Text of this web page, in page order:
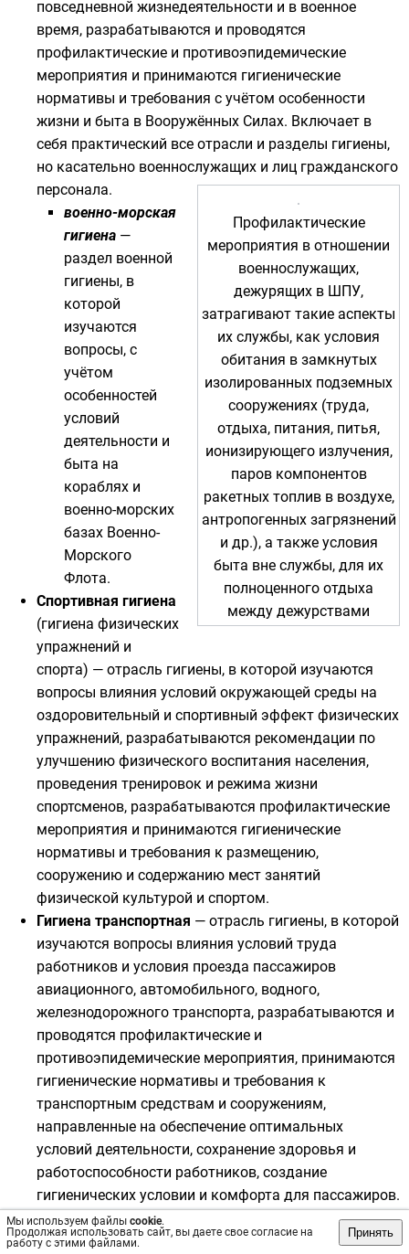
Мы используем файлы cookie.
Продолжая использовать сайт, вы даете свое согласие на
работу с этими файлами.
Принять
повседневной жизнедеятельности и в военное
время, разрабатываются и проводятся
профилактические и противоэпидемические
мероприятия и принимаются гигиенические
нормативы и требования с учётом особенности
жизни и быта в Вооружённых Силах. Включает в
себя практический все отрасли и разделы гигиены,
но касательно военнослужащих и лиц гражданского
персонала.
Профилактические
мероприятия в отношении
военнослужащих,
дежурящих в ШПУ,
затрагивают такие аспекты
их службы, как условия
обитания в замкнутых
изолированных подземных
сооружениях (труда,
отдыха, питания, питья,
ионизирующего излучения,
паров компонентов
ракетных топлив в воздухе,
антропогенных загрязнений
и др.), а также условия
быта вне службы, для их
полноценного отдыха
между дежурствами
военно-морская
гигиена —
раздел военной
гигиены, в
которой
изучаются
вопросы, с
учётом
особенностей
условий
деятельности и
быта на
кораблях и
военно-морских
базах Военно-
Морского
Флота.
Спортивная гигиена
(гигиена физических
упражнений и
спорта) — отрасль гигиены, в которой изучаются
вопросы влияния условий окружающей среды на
оздоровительный и спортивный эффект физических
упражнений, разрабатываются рекомендации по
улучшению физического воспитания населения,
проведения тренировок и режима жизни
спортсменов, разрабатываются профилактические
мероприятия и принимаются гигиенические
нормативы и требования к размещению,
сооружению и содержанию мест занятий
физической культурой и спортом.
Гигиена транспортная — отрасль гигиены, в которой
изучаются вопросы влияния условий труда
работников и условия проезда пассажиров
авиационного, автомобильного, водного,
железнодорожного транспорта, разрабатываются и
проводятся профилактические и
противоэпидемические мероприятия, принимаются
гигиенические нормативы и требования к
транспортным средствам и сооружениям,
направленные на обеспечение оптимальных
условий деятельности, сохранение здоровья и
работоспособности работников, создание
гигиенических условии и комфорта для пассажиров.
авиационная и космическая гигиена
— раздел
транспортной гигиены, авиационной